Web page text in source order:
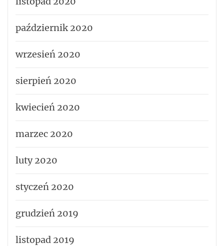
październik 2020
wrzesień 2020
sierpień 2020
kwiecień 2020
marzec 2020
luty 2020
styczeń 2020
grudzień 2019
listopad 2019